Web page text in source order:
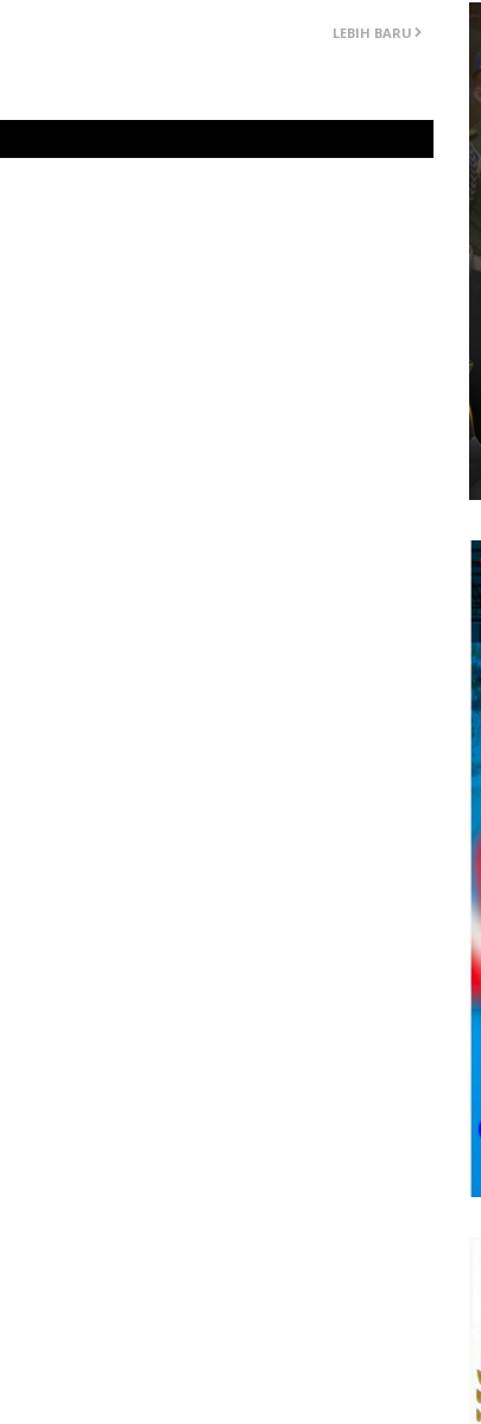
LEBIH BARU